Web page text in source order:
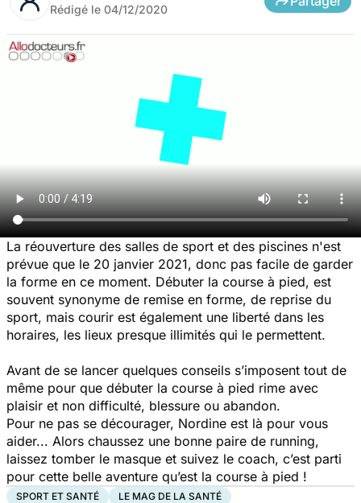
Rédigé le 04/12/2020
La réouverture des salles de sport et des piscines n'est
prévue que le 20 janvier 2021, donc pas facile de garder
la forme en ce moment. Débuter la course à pied, est
souvent synonyme de remise en forme, de reprise du
sport, mais courir est également une liberté dans les
horaires, les lieux presque illimités qui le permettent.
Avant de se lancer quelques conseils s’imposent tout de
même pour que débuter la course à pied rime avec
plaisir et non difficulté, blessure ou abandon.
Pour ne pas se décourager, Nordine est là pour vous
aider... Alors chaussez une bonne paire de running,
laissez tomber le masque et suivez le coach, c’est parti
pour cette belle aventure qu’est la course à pied !
SPORT ET SANTÉ LE MAG DE LA SANTÉ